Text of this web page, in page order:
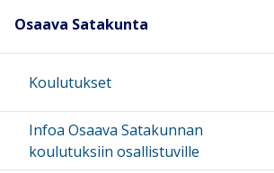
Osaava Satakunta
Koulutukset
Infoa Osaava Satakunnan
koulutuksiin osallistuville